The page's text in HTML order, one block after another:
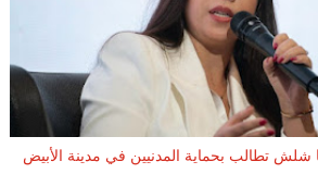
شلش تطالب بحماية المدنيين في مدينة الأبيض